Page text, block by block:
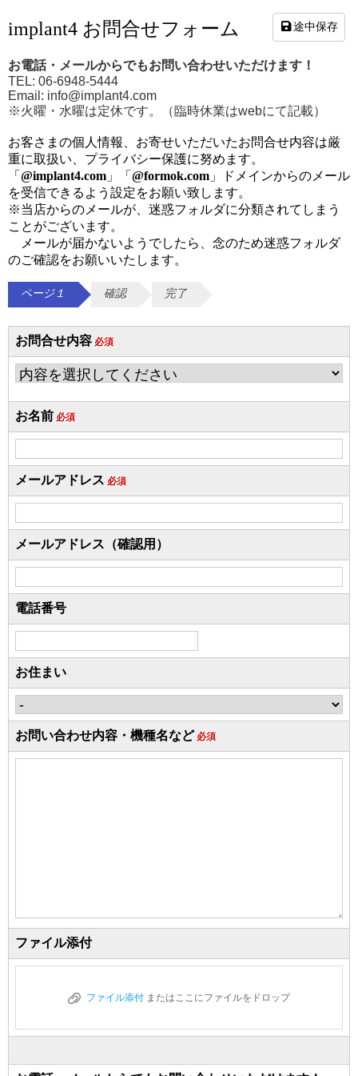
implant4 お問合せフォーム
お電話・メールからでもお問い合わせいただけます！
TEL: 06-6948-5444
Email: info@implant4.com
※火曜・水曜は定休です。（臨時休業はwebにて記載）
お客さまの個人情報、お寄せいただいたお問合せ内容は厳
重に取扱い、プライバシー保護に努めます。
「 @implant4.com 」「 @formok.com 」ドメインからのメール
を受信できるよう設定をお願い致します。
※当店からのメールが、迷惑フォルダに分類されてしまう
ことがございます。
メールが届かないようでしたら、念のため迷惑フォルダ
のご確認をお願いいたします。
ページ１ 確認 完了
お問合せ内容 必須
お名前 必須
メールアドレス 必須
メールアドレス（確認用）
電話番号
お住まい
お問い合わせ内容・機種名など 必須
ファイル添付
ファイル添付 またはここにファイルをドロップ
途中保存